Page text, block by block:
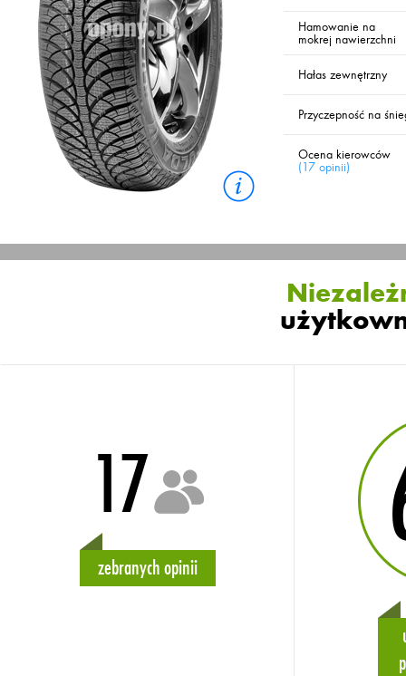
Hamowanie na
mokrej nawierzchni
Hałas zewnętrzny
Przyczepność na
Ocena kierowców
(17 opinii)
17
zebranych opinii